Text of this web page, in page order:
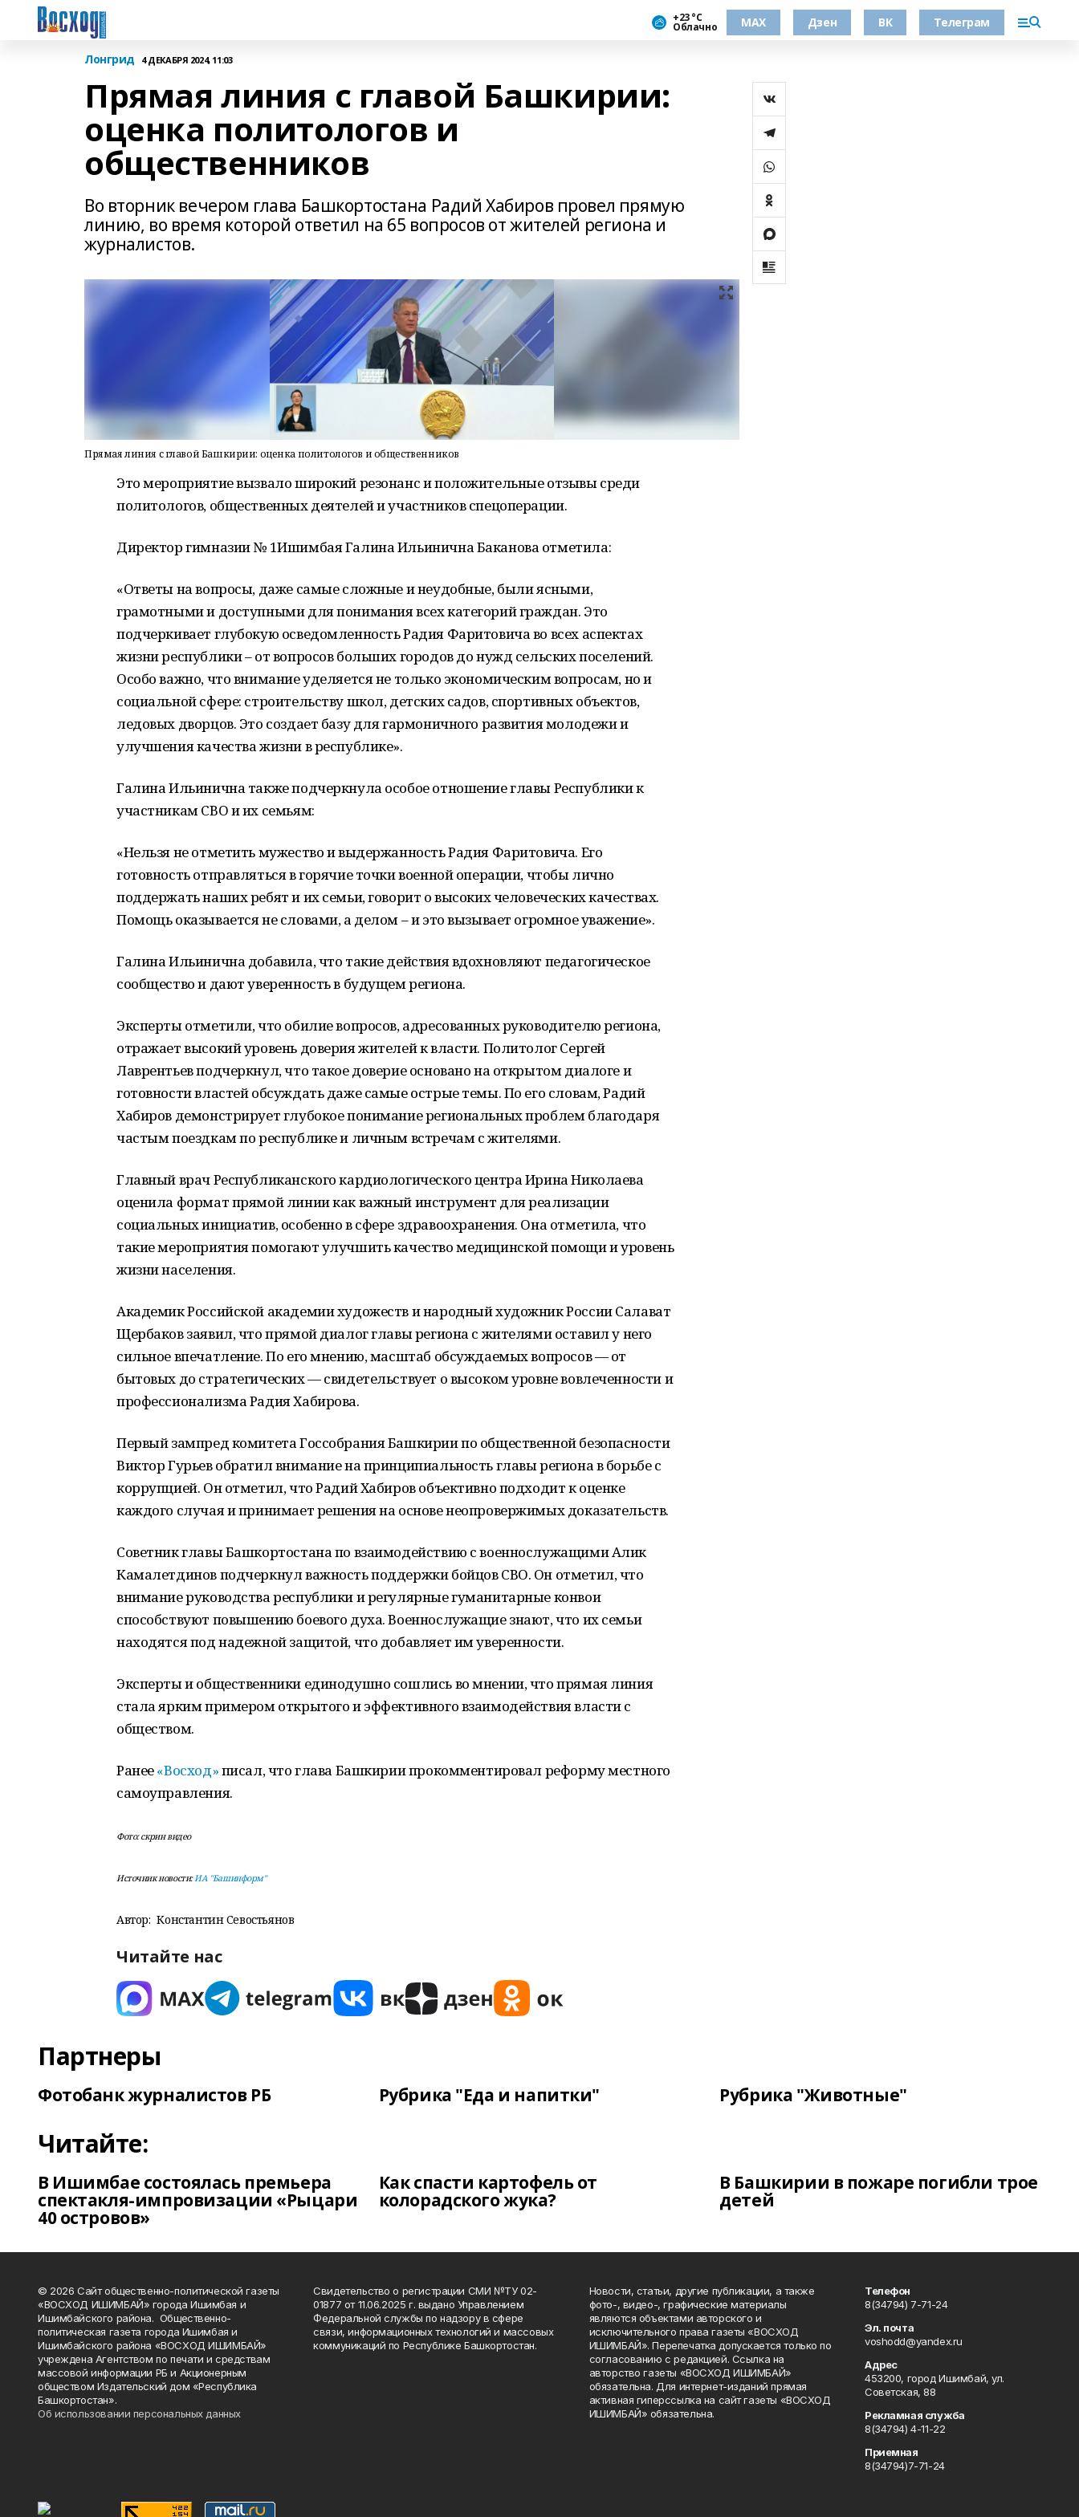
+23 °С
Облачно МАХ Дзен ВК Телеграм
Лонгрид 4 ДЕКАБРЯ 2024, 11:03
Прямая линия с главой Башкирии:
оценка политологов и
общественников
Во вторник вечером глава Башкортостана Радий Хабиров провел прямую
линию, во время которой ответил на 65 вопросов от жителей региона и
журналистов.
Прямая линия с главой Башкирии: оценка политологов и общественников
Это мероприятие вызвало широкий резонанс и положительные отзывы среди
политологов, общественных деятелей и участников спецоперации.
Директор гимназии № 1Ишимбая Галина Ильинична Баканова отметила:
«Ответы на вопросы, даже самые сложные и неудобные, были ясными,
грамотными и доступными для понимания всех категорий граждан. Это
подчеркивает глубокую осведомленность Радия Фаритовича во всех аспектах
жизни республики – от вопросов больших городов до нужд сельских поселений.
Особо важно, что внимание уделяется не только экономическим вопросам, но и
социальной сфере: строительству школ, детских садов, спортивных объектов,
ледовых дворцов. Это создает базу для гармоничного развития молодежи и
улучшения качества жизни в республике».
Галина Ильинична также подчеркнула особое отношение главы Республики к
участникам СВО и их семьям:
«Нельзя не отметить мужество и выдержанность Радия Фаритовича. Его
готовность отправляться в горячие точки военной операции, чтобы лично
поддержать наших ребят и их семьи, говорит о высоких человеческих качествах.
Помощь оказывается не словами, а делом – и это вызывает огромное уважение».
Галина Ильинична добавила, что такие действия вдохновляют педагогическое
сообщество и дают уверенность в будущем региона.
Эксперты отметили, что обилие вопросов, адресованных руководителю региона,
отражает высокий уровень доверия жителей к власти. Политолог Сергей
Лаврентьев подчеркнул, что такое доверие основано на открытом диалоге и
готовности властей обсуждать даже самые острые темы. По его словам, Радий
Хабиров демонстрирует глубокое понимание региональных проблем благодаря
частым поездкам по республике и личным встречам с жителями.
Главный врач Республиканского кардиологического центра Ирина Николаева
оценила формат прямой линии как важный инструмент для реализации
социальных инициатив, особенно в сфере здравоохранения. Она отметила, что
такие мероприятия помогают улучшить качество медицинской помощи и уровень
жизни населения.
Академик Российской академии художеств и народный художник России Салават
Щербаков заявил, что прямой диалог главы региона с жителями оставил у него
сильное впечатление. По его мнению, масштаб обсуждаемых вопросов — от
бытовых до стратегических — свидетельствует о высоком уровне вовлеченности и
профессионализма Радия Хабирова.
Первый зампред комитета Госсобрания Башкирии по общественной безопасности
Виктор Гурьев обратил внимание на принципиальность главы региона в борьбе с
коррупцией. Он отметил, что Радий Хабиров объективно подходит к оценке
каждого случая и принимает решения на основе неопровержимых доказательств.
Советник главы Башкортостана по взаимодействию с военнослужащими Алик
Камалетдинов подчеркнул важность поддержки бойцов СВО. Он отметил, что
внимание руководства республики и регулярные гуманитарные конвои
способствуют повышению боевого духа. Военнослужащие знают, что их семьи
находятся под надежной защитой, что добавляет им уверенности.
Эксперты и общественники единодушно сошлись во мнении, что прямая линия
стала ярким примером открытого и эффективного взаимодействия власти с
обществом.
Ранее«Восход»писал, что глава Башкирии прокомментировал реформу местного
самоуправления.
Фото: скрин видео
Источник новости:ИА "Башинформ"
Автор: Константин Севостьянов
Читайте нас
Партнеры
Фотобанк журналистов РБ Рубрика "Еда и напитки" Рубрика "Животные"
Читайте:
В Ишимбае состоялась премьера
спектакля-импровизации «Рыцари
40 островов»
Как спасти картофель от
колорадского жука?
В Башкирии в пожаре погибли трое
детей
© 2026 Сайт общественно-политической газеты
«ВОСХОД ИШИМБАЙ» города Ишимбая и
Ишимбайского района. Общественно-
политическая газета города Ишимбая и
Ишимбайского района «ВОСХОД ИШИМБАЙ»
учреждена Агентством по печати и средствам
массовой информации РБ и Акционерным
обществом Издательский дом «Республика
Башкортостан».
Об использовании персональных данных
Свидетельство о регистрации СМИ №ТУ 02-
01877 от 11.06.2025 г. выдано Управлением
Федеральной службы по надзору в сфере
связи, информационных технологий и массовых
коммуникаций по Республике Башкортостан.
Новости, статьи, другие публикации, а также
фото-, видео-, графические материалы
являются объектами авторского и
исключительного права газеты «ВОСХОД
ИШИМБАЙ». Перепечатка допускается только по
согласованию с редакцией. Ссылка на
авторство газеты «ВОСХОД ИШИМБАЙ»
обязательна. Для интернет-изданий прямая
активная гиперссылка на сайт газеты «ВОСХОД
ИШИМБАЙ» обязательна.
Телефон
8(34794) 7-71-24
Эл. почта
voshodd@yandex.ru
Адрес
453200, город Ишимбай, ул.
Советская, 88
Рекламная служба
8(34794) 4-11-22
Приемная
8(34794)7-71-24